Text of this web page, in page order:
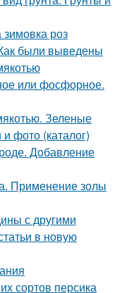
роз
были выведены
или фосфорное.
Зеленые
фото (каталог)
Добавление
Применение золы
с другими
в новую
сортов персика